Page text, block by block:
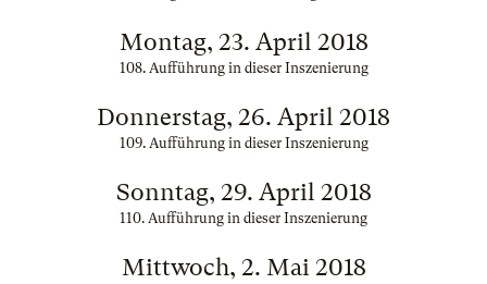
Montag, 23. April 2018
108. Aufführung in dieser Inszenierung
Donnerstag, 26. April 2018
109. Aufführung in dieser Inszenierung
Sonntag, 29. April 2018
110. Aufführung in dieser Inszenierung
Mittwoch, 2. Mai 2018